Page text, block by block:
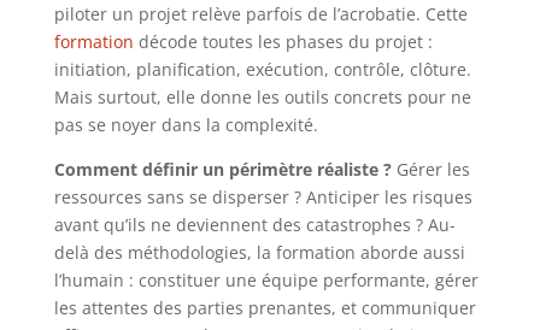
piloter un projet relève parfois de l’acrobatie. Cette
formation décode toutes les phases du projet :
initiation, planification, exécution, contrôle, clôture.
Mais surtout, elle donne les outils concrets pour ne
pas se noyer dans la complexité.
Comment définir un périmètre réaliste ?Gérer les
ressources sans se disperser ? Anticiper les risques
avant qu’ils ne deviennent des catastrophes ? Au-
delà des méthodologies, la formation aborde aussi
l’humain : constituer une équipe performante, gérer
les attentes des parties prenantes, et communiquer